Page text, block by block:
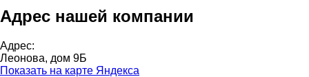
Адрес нашей компании
Адрес:
Леонова, дом 9Б
Показать на карте Яндекса